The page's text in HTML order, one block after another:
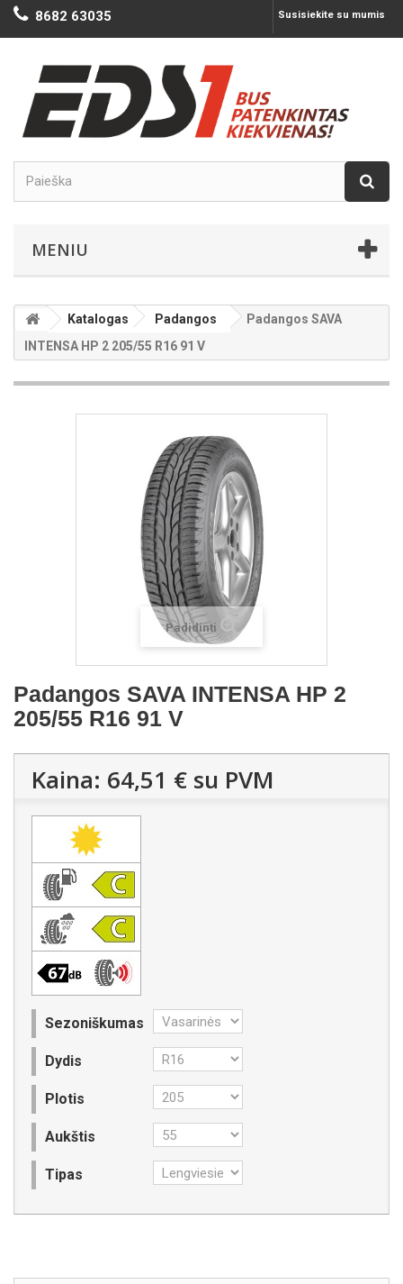
Susisiekite su mumis
8682 63035
MENIU
Katalogas Padangos
Padangos SAVA
INTENSA HP 2 205/55 R16 91 V
Padidinti
Padangos SAVA INTENSA HP 2
205/55 R16 91 V
Kaina: 64,51 € su PVM
Sezoniškumas
Dydis
Plotis
Aukštis
Tipas